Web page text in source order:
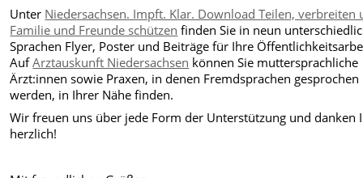
Unter Niedersachsen. Impft. Klar. Download Teilen, verbreiten
Familie und Freunde schützen finden Sie in neun
Sprachen Flyer, Poster und Beiträge für Ihre
AufArztauskunft Niedersachsen können Sie muttersprachliche
Ärzt:innen sowie Praxen, in denen Fremdsprachen gesprochen
werden, in Ihrer Nähe finden.
Wir freuen uns über jede Form der Unterstützung und danken
herzlich!